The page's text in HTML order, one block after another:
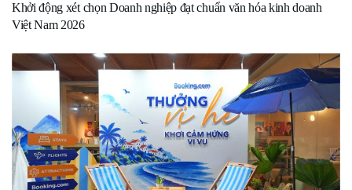
Khởi động xét chọn Doanh nghiệp đạt chuẩn văn hóa kinh doanh
Việt Nam 2026